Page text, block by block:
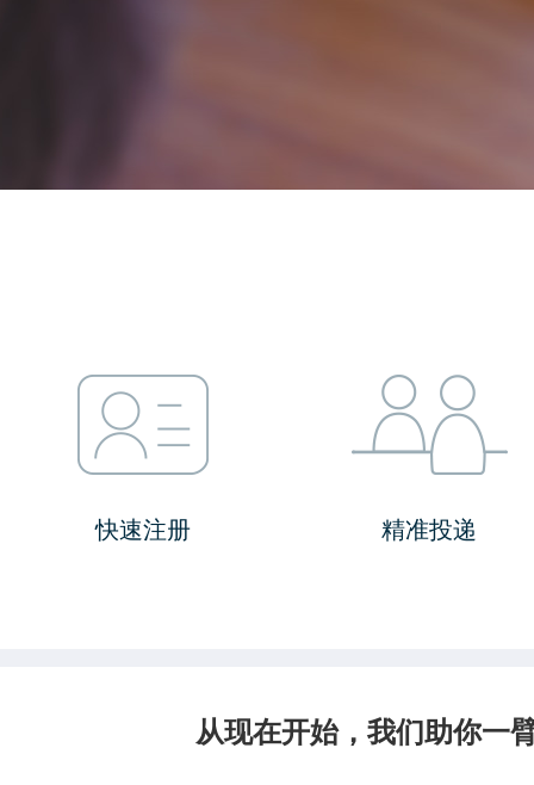
快速注册 精准投递
从现在开始，我们助你一